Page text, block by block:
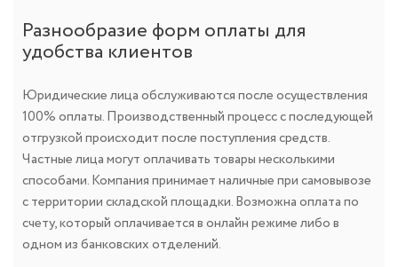
Разнообразие форм оплаты для
удобства клиентов
Юридические лица обслуживаются после осуществления
100% оплаты. Производственный процесс с последующей
отгрузкой происходит после поступления средств.
Частные лица могут оплачивать товары несколькими
способами. Компания принимает наличные при самовывозе
с территории складской площадки. Возможна оплата по
счету, который оплачивается в онлайн режиме либо в
одном из банковских отделений.